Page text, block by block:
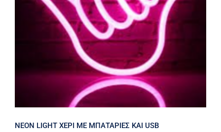
NEON LIGHT XEΡΙ ΜΕ ΜΠΑΤΑΡΙΕΣ
ΚΑΙ USB
NEON LIGHT XEΡΙ ΜΕ ΜΠΑΤΑΡΙΕΣ ΚΑΙ USB